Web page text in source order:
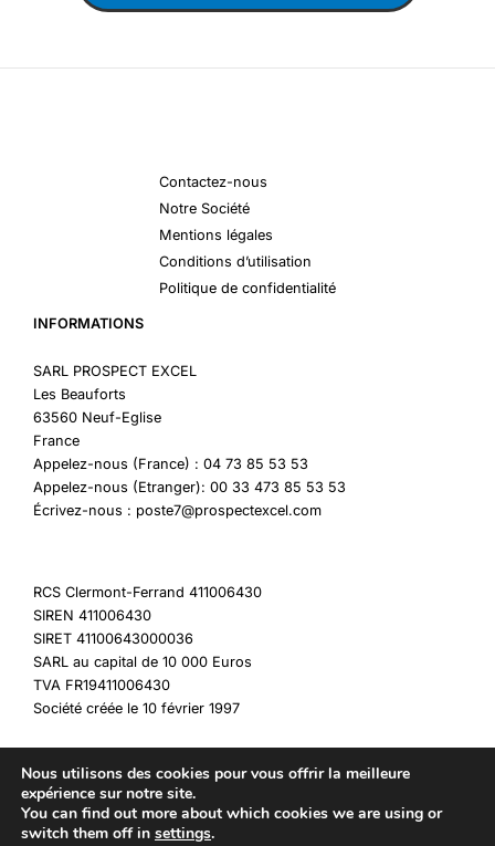
Contactez-nous
Notre Société
Mentions légales
Conditions d’utilisation
Politique de confidentialité
INFORMATIONS
SARL PROSPECT EXCEL
Les Beauforts
63560 Neuf-Eglise
France
Appelez-nous (France) : 04 73 85 53 53
Appelez-nous (Etranger): 00 33 473 85 53 53
Écrivez-nous : poste7@prospectexcel.com
RCS Clermont-Ferrand 411006430
SIREN 411006430
SIRET 41100643000036
SARL au capital de 10 000 Euros
TVA FR19411006430
Société créée le 10 février 1997
Copyright © 2026 My Destockage
Nous utilisons des cookies pour vous offrir la meilleure
expérience sur notre site.
You can find out more about which cookies we are using or
switch them off in settings.